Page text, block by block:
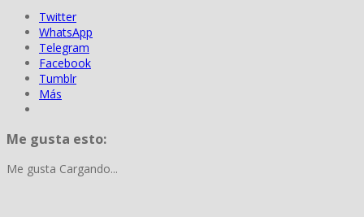
Twitter
WhatsApp
Telegram
Facebook
Tumblr
Más
Me gusta esto:
Me gusta Cargando...